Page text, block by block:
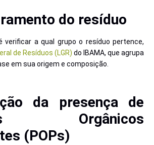
do resíduo
verificar a qual grupo o resíduo pertence,
de Resíduos (LGR) do IBAMA, que agrupa
em sua origem e composição.
da presença de
Orgânicos
(POPs)